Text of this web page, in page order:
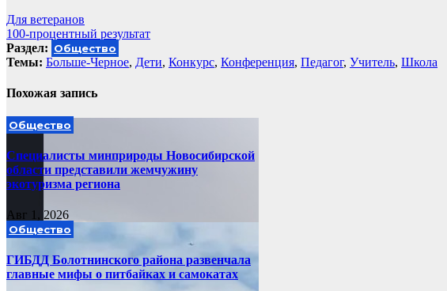
Навигация
по
записям
Для ветеранов
100-процентный результат
Раздел: Общество
Темы: Больше-Черное, Дети, Конкурс, Конференция, Педагог, Учитель, Школа
Похожая запись
Общество
Специалисты минприроды Новосибирской
области представили жемчужину
экотуризма региона
Авг 1, 2026
Общество
ГИБДД Болотнинского района развенчала
главные мифы о питбайках и самокатах